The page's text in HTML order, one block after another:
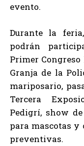
evento.
Durante la
podrán
Primer
Granja de la
mariposario,
Tercera
Pedigrí, show
para mascotas
preventivas.